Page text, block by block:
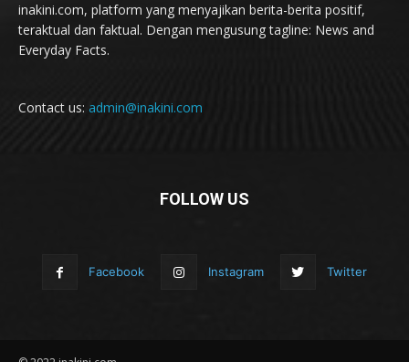
inakini.com, platform yang menyajikan berita-berita positif,
teraktual dan faktual. Dengan mengusung tagline: News and
Everyday Facts.
Contact us: admin@inakini.com
FOLLOW US
Facebook Instagram Twitter